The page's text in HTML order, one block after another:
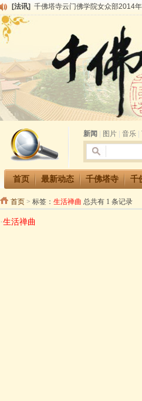
[法讯] 千佛塔寺云门佛学院女众部2014
[法讯]
共赴华藏世界 进入最后七天倒计
千佛塔寺阅藏堂周末阅藏报名通知
清明节祭祖报恩地藏法会
[法讯] 本寺方丈上明下慧尼和尚开讲《六
[法讯]
2015-3-26师父于法堂对大众的开
[法讯] 广东千佛塔寺云门佛学院女众部
[法讯] 恭请海涛法师莅临千佛塔寺弘法
[法讯] 2014年七月大法会 祈福息灾地藏
新闻
图片 音乐
首页 最新动态 千佛塔寺 千
首页 > 标签： 生活禅曲 总共有 1 条记录
·生活禅曲